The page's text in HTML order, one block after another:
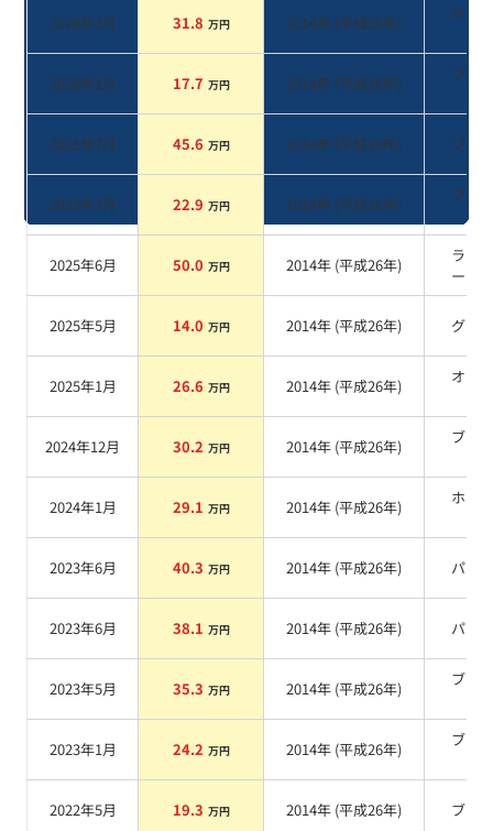
2026年1月 31.8 万円 2014年 (平成26年)
ホワ
2026年1月 17.7 万円 2014年 (平成26年)
ブラ
2025年7月 45.6 万円 2014年 (平成26年) ブルー
2025年7月 22.9 万円 2014年 (平成26年)
ブラ
2025年6月 50.0 万円 2014年 (平成26年)
ライ
ージュ
2025年5月 14.0 万円 2014年 (平成26年) グレー
2025年1月 26.6 万円 2014年 (平成26年)
オレ
2024年12月 30.2 万円 2014年 (平成26年)
ブラ
2024年1月 29.1 万円 2014年 (平成26年)
ホワ
2023年6月 40.3 万円 2014年 (平成26年) パール
2023年6月 38.1 万円 2014年 (平成26年) パール
2023年5月 35.3 万円 2014年 (平成26年)
ブラ
2023年1月 24.2 万円 2014年 (平成26年)
ブラ
2022年5月 19.3 万円 2014年 (平成26年) ブルー